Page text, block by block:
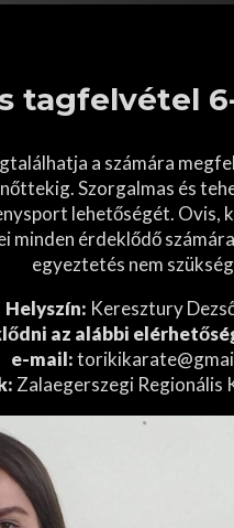
tagfelvétel
a számára
Szorgalmas és
lehetőségét. Ovis,
minden érdeklődő
egyeztetés nem
Helyszín: Keresztury
az alábbi
e-mail:
Zalaegerszegi Regionális